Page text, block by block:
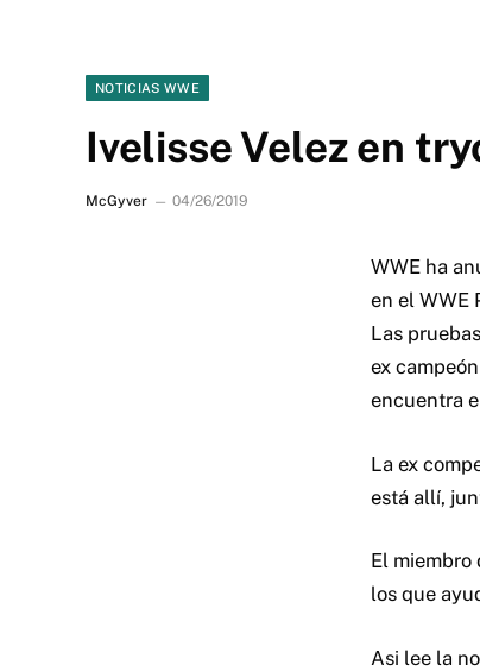
NOTICIAS WWE
Ivelisse Velez en
McGyver 04/26/2019
WWE ha
en el WWE
Las
ex
encuentra
La ex
está allí,
El miembro
los que
Asi lee la